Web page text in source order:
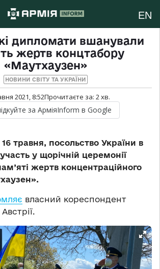
EN
дипломати вшанували
жертв концтабору
«Маутхаузен»
НОВИНИ СВІТУ ТА УКРАЇНИ
2021, 8:52Прочитаєте за: 2хв.
за АрміяInform в Google
травня, посольство України в
у щорічній церемонії
жертв концентраційного
власний кореспондент